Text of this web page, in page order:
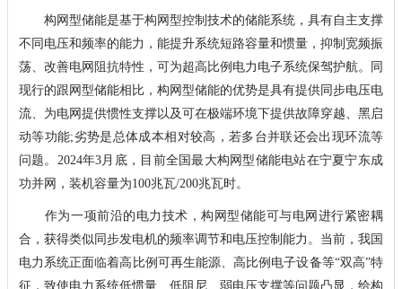
构网型储能是基于构网型控制技术的储能系统，具有自主支撑
不同电压和频率的能力，能提升系统短路容量和惯量，抑制宽频振
荡、改善电网阻抗特性，可为超高比例电力电子系统保驾护航。同
现行的跟网型储能相比，构网型储能的优势是具有提供同步电压电
流、为电网提供惯性支撑以及可在极端环境下提供故障穿越、黑启
动等功能;劣势是总体成本相对较高，若多台并联还会出现环流等
问题。2024年3月底，目前全国最大构网型储能电站在宁夏宁东成
功并网，装机容量为100兆瓦/200兆瓦时。
作为一项前沿的电力技术，构网型储能可与电网进行紧密耦
合，获得类似同步发电机的频率调节和电压控制能力。当前，我国
电力系统正面临着高比例可再生能源、高比例电子设备等“双高”特
征，致使电力系统低惯量、低阻尼、弱电压支撑等问题凸显，给构